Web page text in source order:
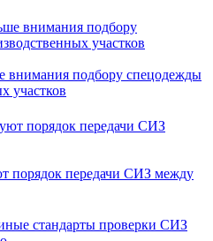
внимания подбору спецодежды
участков
порядок передачи СИЗ между